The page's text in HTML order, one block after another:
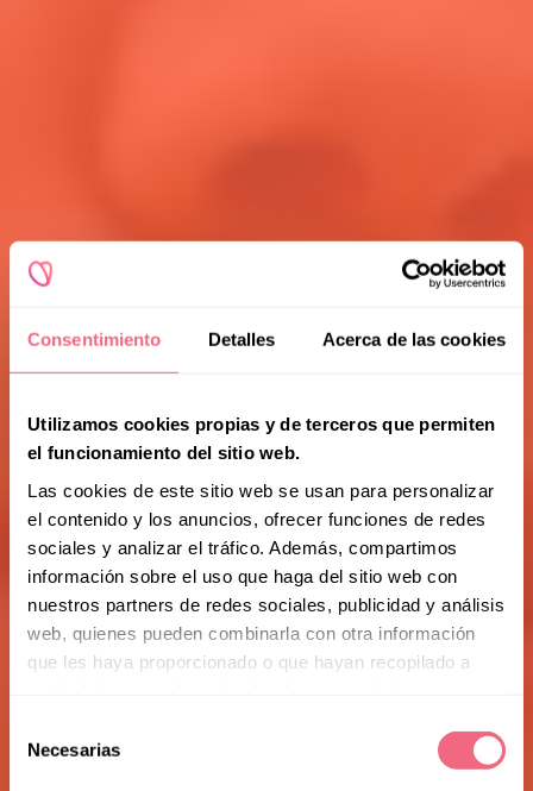
Consentimiento Detalles Acerca de las cookies
Utilizamos cookies propias y de terceros que permiten
el funcionamiento del sitio web.
Las cookies de este sitio web se usan para personalizar
el contenido y los anuncios, ofrecer funciones de redes
sociales y analizar el tráfico. Además, compartimos
información sobre el uso que haga del sitio web con
nuestros partners de redes sociales, publicidad y análisis
web, quienes pueden combinarla con otra información
que les haya proporcionado o que hayan recopilado a
Necesarias